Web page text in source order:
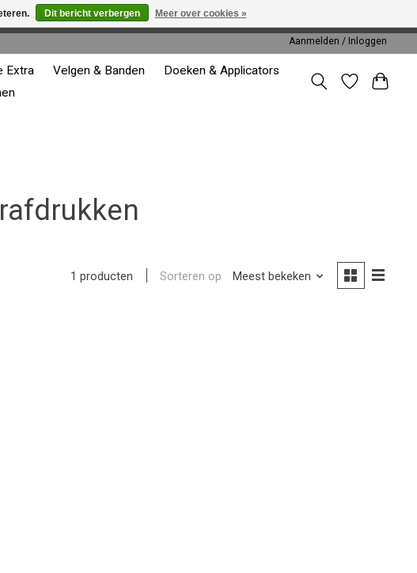
Aanmelden / Inloggen
Extra Velgen & Banden
Doeken & Applicators
1 producten Sorteren op Meest bekeken
Dit bericht verbergen Meer over cookies »
niet worden gehonoreerd of verwerkt.